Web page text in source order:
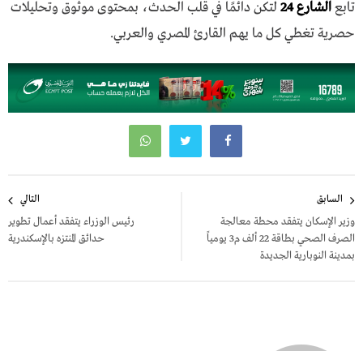
تابعالشارع 24
لتكن دائمًا في قلب الحدث، بمحتوى موثوق وتحليلات
حصرية تغطي كل ما يهم القارئ المصري والعربي.
المقالات
السابق
وزير الإسكان يتفقد محطة معالجة
الصرف الصحي بطاقة 22 ألف م3 يومياً
بمدينة النوبارية الجديدة
التالي
رئيس الوزراء يتفقد أعمال تطوير
حدائق المنتزه بالإسكندرية